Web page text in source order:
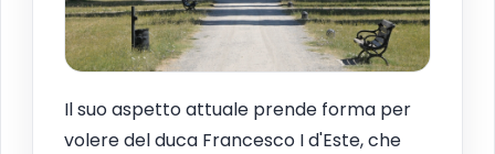
Il suo aspetto attuale prende forma per
volere del duca Francesco I d'Este, che